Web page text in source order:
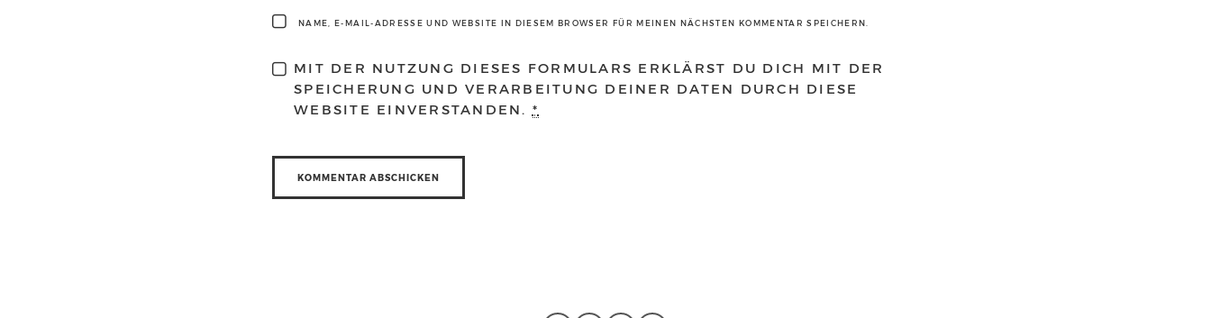
NAME, E-MAIL-ADRESSE UND WEBSITE IN DIESEM BROWSER FÜR MEINEN NÄCHSTEN KOMMENTAR SPEICHERN.
MIT DER NUTZUNG DIESES FORMULARS ERKLÄRST DU DICH MIT DER
SPEICHERUNG UND VERARBEITUNG DEINER DATEN DURCH DIESE
WEBSITE EINVERSTANDEN. *